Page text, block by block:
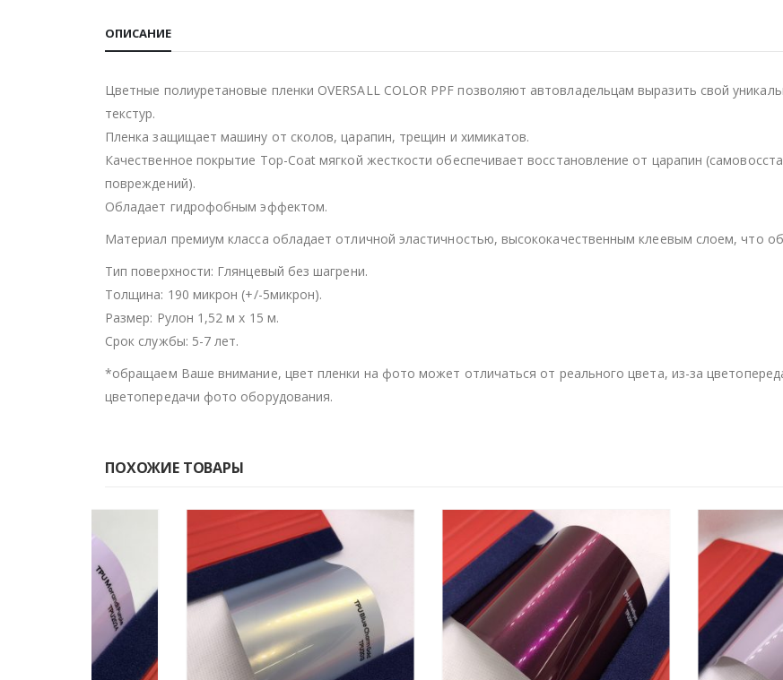
ОПИСАНИЕ
Цветные полиуретановые пленки OVERSALL COLOR PPF позволяют автовладельцам выразить свой
текстур.
Пленка защищает машину от сколов, царапин, трещин и химикатов.
Качественное покрытие Top-Coat мягкой жесткости обеспечивает восстановление от царапин
повреждений).
Обладает гидрофобным эффектом.
Материал премиум класса обладает отличной эластичностью, высококачественным клеевым слоем, что
Тип поверхности: Глянцевый без шагрени.
Толщина: 190 микрон (+/-5микрон).
Размер: Рулон 1,52 м х 15 м.
Срок службы: 5-7 лет.
*обращаем Ваше внимание, цвет пленки на фото может отличаться от реального цвета, из-за
цветопередачи фото оборудования.
ПОХОЖИЕ ТОВАРЫ